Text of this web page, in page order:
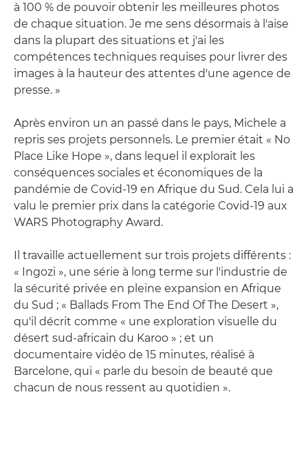
à 100 % de pouvoir obtenir les meilleures photos
de chaque situation. Je me sens désormais à l'aise
dans la plupart des situations et j'ai les
compétences techniques requises pour livrer des
images à la hauteur des attentes d'une agence de
presse. »
Après environ un an passé dans le pays, Michele a
repris ses projets personnels. Le premier était « No
Place Like Hope », dans lequel il explorait les
conséquences sociales et économiques de la
pandémie de Covid-19 en Afrique du Sud. Cela lui a
valu le premier prix dans la catégorie Covid-19 aux
WARS Photography Award.
Il travaille actuellement sur trois projets différents :
« Ingozi », une série à long terme sur l'industrie de
la sécurité privée en pleine expansion en Afrique
du Sud ; « Ballads From The End Of The Desert »,
qu'il décrit comme « une exploration visuelle du
désert sud-africain du Karoo » ; et un
documentaire vidéo de 15 minutes, réalisé à
Barcelone, qui « parle du besoin de beauté que
chacun de nous ressent au quotidien ».